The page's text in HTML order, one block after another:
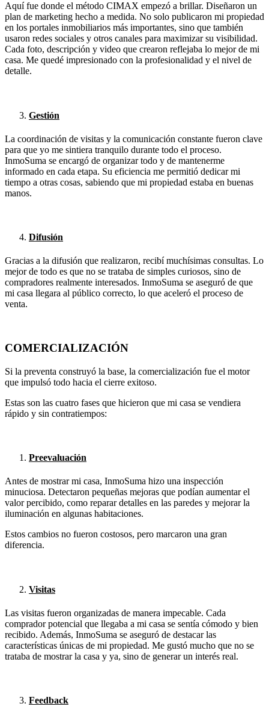
Aquí fue donde el método CIMAX empezó a brillar. Diseñaron un
plan de marketing hecho a medida. No solo publicaron mi propiedad
en los portales inmobiliarios más importantes, sino que también
usaron redes sociales y otros canales para maximizar su visibilidad.
Cada foto, descripción y video que crearon reflejaba lo mejor de mi
casa. Me quedé impresionado con la profesionalidad y el nivel de
detalle.
Gestión
La coordinación de visitas y la comunicación constante fueron clave
para que yo me sintiera tranquilo durante todo el proceso.
InmoSuma se encargó de organizar todo y de mantenerme
informado en cada etapa. Su eficiencia me permitió dedicar mi
tiempo a otras cosas, sabiendo que mi propiedad estaba en buenas
manos.
Difusión
Gracias a la difusión que realizaron, recibí muchísimas consultas. Lo
mejor de todo es que no se trataba de simples curiosos, sino de
compradores realmente interesados. InmoSuma se aseguró de que
mi casa llegara al público correcto, lo que aceleró el proceso de
venta.
COMERCIALIZACIÓN
Si la preventa construyó la base, la comercialización fue el motor
que impulsó todo hacia el cierre exitoso.
Estas son las cuatro fases que hicieron que mi casa se vendiera
rápido y sin contratiempos:
Preevaluación
Antes de mostrar mi casa, InmoSuma hizo una inspección
minuciosa. Detectaron pequeñas mejoras que podían aumentar el
valor percibido, como reparar detalles en las paredes y mejorar la
iluminación en algunas habitaciones.
Estos cambios no fueron costosos, pero marcaron una gran
diferencia.
Visitas
Las visitas fueron organizadas de manera impecable. Cada
comprador potencial que llegaba a mi casa se sentía cómodo y bien
recibido. Además, InmoSuma se aseguró de destacar las
características únicas de mi propiedad. Me gustó mucho que no se
trataba de mostrar la casa y ya, sino de generar un interés real.
Feedback